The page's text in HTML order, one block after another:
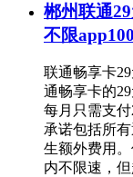
郴州联通
不限
联通畅享卡
通畅享卡的
每月只需支
承诺包括所
生额外费用
内不限速，